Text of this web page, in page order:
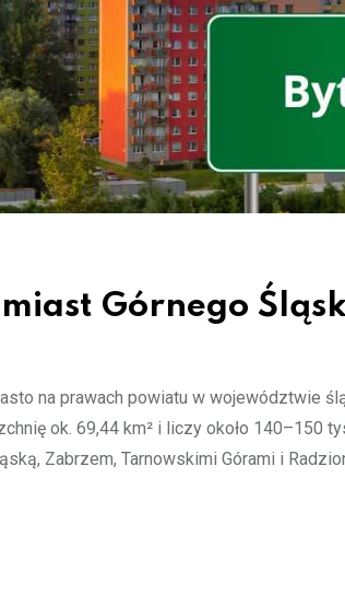
Górnego
na prawach powiatu w województwie
ok. 69,44 km² i liczy około 140–150
Zabrzem, Tarnowskimi Górami i